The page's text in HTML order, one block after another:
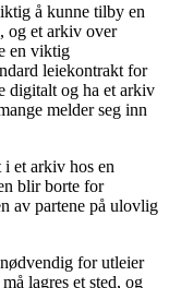
å kunne tilby en
og et arkiv over
en viktig
leiekontrakt for
digitalt og ha et arkiv
melder seg inn
i et arkiv hos en
blir borte for
av partene på ulovlig
for utleier
lagres et sted, og